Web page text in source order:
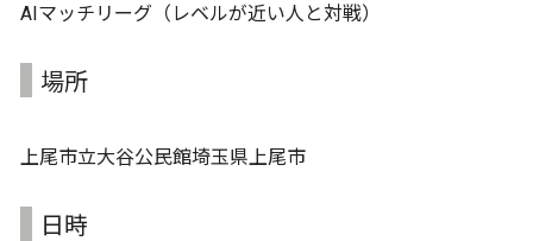
AIマッチリーグ（レベルが近い人と対戦）
場所
上尾市立大谷公民館埼玉県上尾市
日時